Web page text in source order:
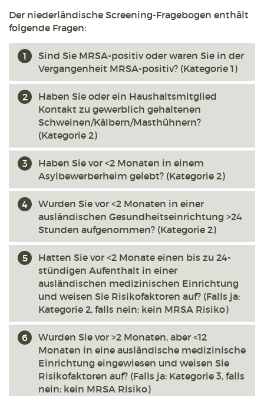
Der niederländische Screening-Fragebogen enthält
folgende Fragen:
Sind Sie MRSA-positiv oder waren Sie in der
Vergangenheit MRSA-positiv? (Kategorie 1)
Haben Sie oder ein Haushaltsmitglied
Kontakt zu gewerblich gehaltenen
Schweinen/Kälbern/Masthühnern?
(Kategorie 2)
Haben Sie vor <2 Monaten in einem
Asylbewerberheim gelebt? (Kategorie 2)
Wurden Sie vor <2 Monaten in einer
ausländischen Gesundheitseinrichtung >24
Stunden aufgenommen? (Kategorie 2)
Hatten Sie vor <2 Monate einen bis zu 24-
stündigen Aufenthalt in einer
ausländischen medizinischen Einrichtung
und weisen Sie Risikofaktoren auf? (Falls ja:
Kategorie 2, falls nein: kein MRSA Risiko)
Wurden Sie vor >2 Monaten, aber <12
Monaten in eine ausländische medizinische
Einrichtung eingewiesen und weisen Sie
Risikofaktoren auf? (Falls ja: Kategorie 3, falls
nein: kein MRSA Risiko)